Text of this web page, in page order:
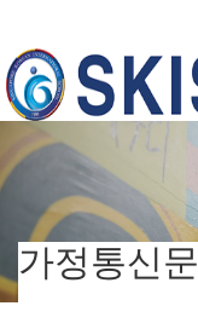
가정통신문